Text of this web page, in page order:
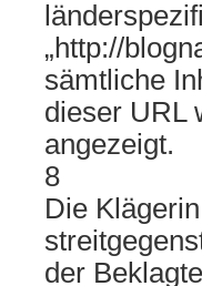
„http://
sämtliche
dieser URL
angezeigt.
8
Die
der